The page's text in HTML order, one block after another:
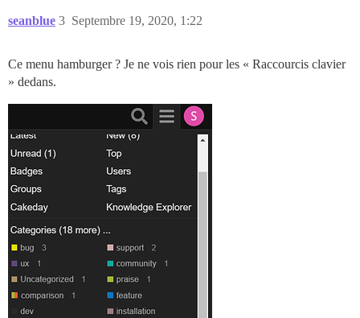
seanblue Septembre 19, 2020, 1:22
3
Ce menu hamburger ? Je ne vois rien pour les « Raccourcis clavier
» dedans.